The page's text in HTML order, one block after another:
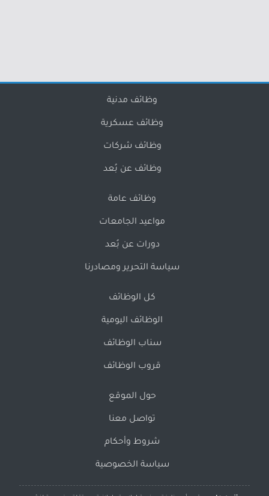
وظائف مدنية
وظائف عسكرية
وظائف شركات
وظائف عن بُعد
وظائف عامة
مواعيد الجامعات
دورات عن بُعد
سياسة التحرير ومصادرنا
كل الوظائف
الوظائف اليومية
سناب الوظائف
قروب الوظائف
حول الموقع
تواصل معنا
شروط وأحكام
سياسة الخصوصية